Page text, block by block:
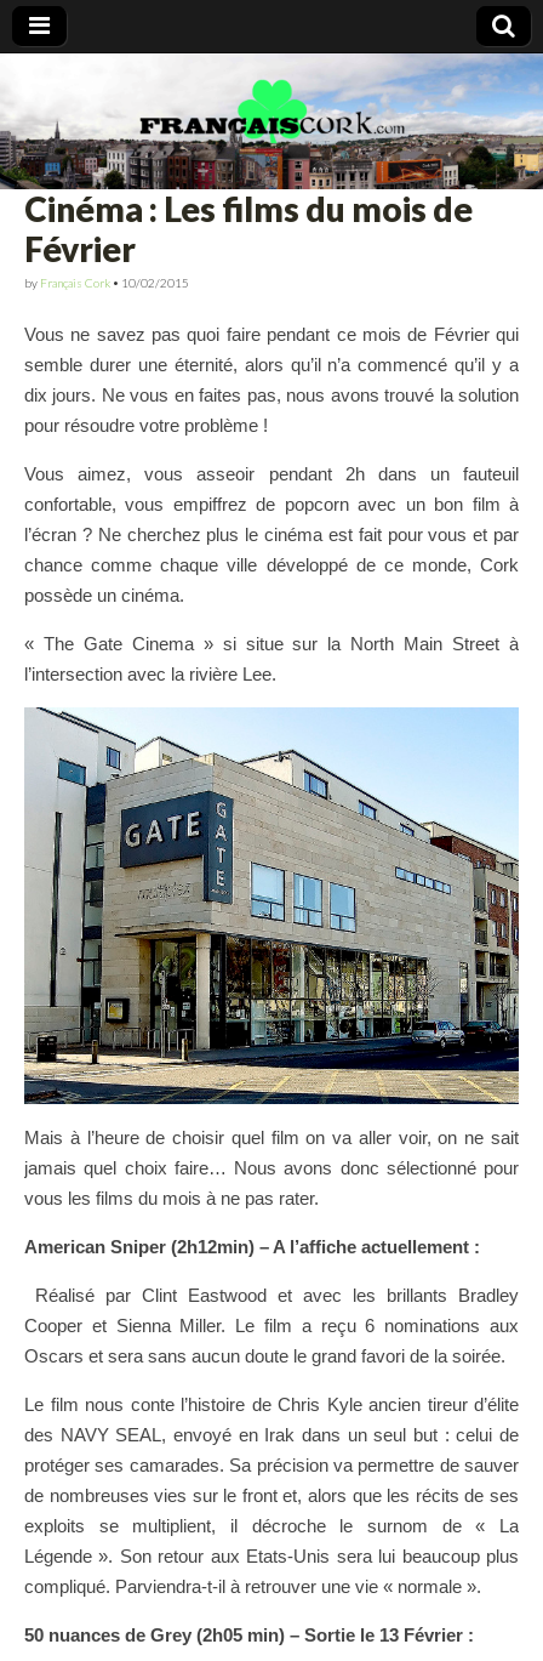
Francais Cork
Cinéma : Les films du mois de
Février
by Français Cork • 10/02/2015
Vous ne savez pas quoi faire pendant ce mois de Février qui
semble durer une éternité, alors qu’il n’a commencé qu’il y a
dix jours. Ne vous en faites pas, nous avons trouvé la solution
pour résoudre votre problème !
Vous aimez, vous asseoir pendant 2h dans un fauteuil
confortable, vous empiffrez de popcorn avec un bon film à
l’écran ? Ne cherchez plus le cinéma est fait pour vous et par
chance comme chaque ville développé de ce monde, Cork
possède un cinéma.
« The Gate Cinema » si situe sur la North Main Street à
l’intersection avec la rivière Lee.
Mais à l’heure de choisir quel film on va aller voir, on ne sait
jamais quel choix faire… Nous avons donc sélectionné pour
vous les films du mois à ne pas rater.
American Sniper (2h12min) – A l’affiche actuellement :
Réalisé par Clint Eastwood et avec les brillants Bradley
Cooper et Sienna Miller. Le film a reçu 6 nominations aux
Oscars et sera sans aucun doute le grand favori de la soirée.
Le film nous conte l’histoire de Chris Kyle ancien tireur d’élite
des NAVY SEAL, envoyé en Irak dans un seul but : celui de
protéger ses camarades. Sa précision va permettre de sauver
de nombreuses vies sur le front et, alors que les récits de ses
exploits se multiplient, il décroche le surnom de « La
Légende ». Son retour aux Etats-Unis sera lui beaucoup plus
compliqué. Parviendra-t-il à retrouver une vie « normale ».
50 nuances de Grey (2h05 min) – Sortie le 13 Février :